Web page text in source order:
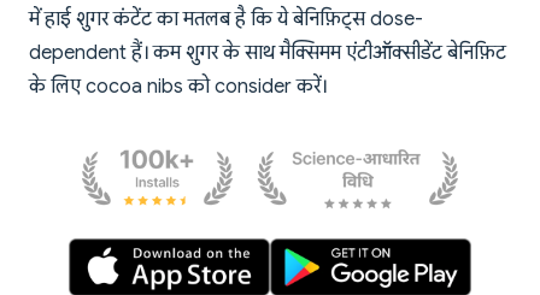
में हाई शुगर कंटेंट का मतलब है कि ये बेनिफ़िट्स dose-
dependent हैं। कम शुगर के साथ मैक्सिमम एंटीऑक्सीडेंट बेनिफ़िट
के लिए cocoa nibs को consider करें।